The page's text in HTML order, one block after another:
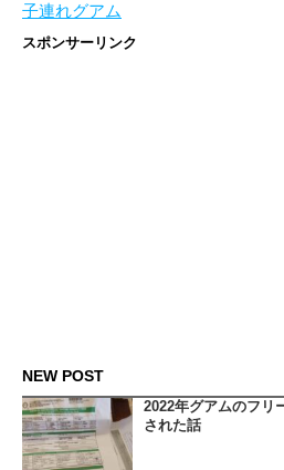
子連れグアム
スポンサーリンク
NEW POST
2022年グアムのフリ
された話